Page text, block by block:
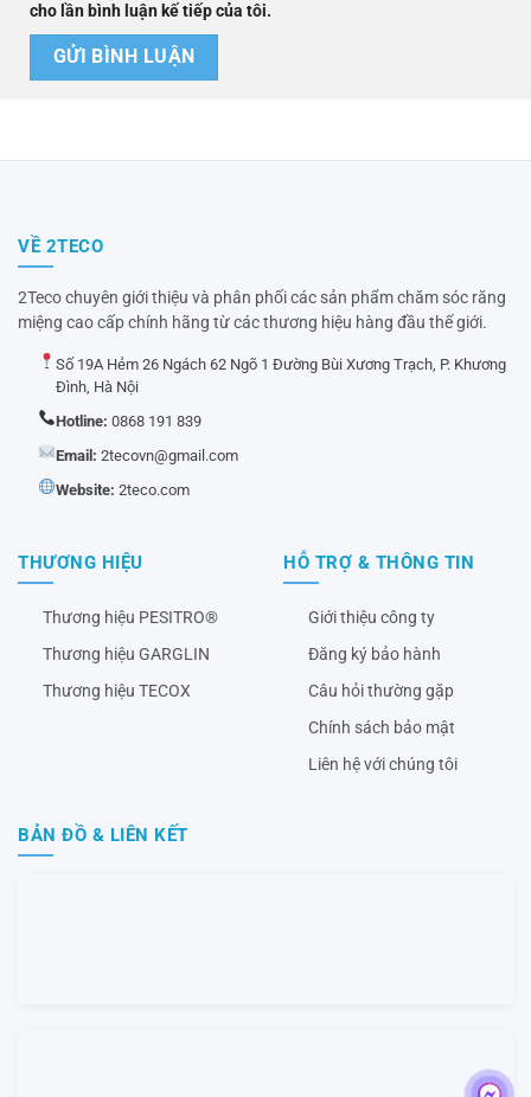
cho lần bình luận kế tiếp của tôi.
VỀ 2TECO
2Teco chuyên giới thiệu và phân phối các sản phẩm chăm sóc răng
miệng cao cấp chính hãng từ các thương hiệu hàng đầu thế giới.
Số 19A Hẻm 26 Ngách 62 Ngõ 1 Đường Bùi Xương Trạch, P. Khương
Đình, Hà Nội
Hotline: 0868 191 839
Email: 2tecovn@gmail.com
Website: 2teco.com
THƯƠNG HIỆU
Thương hiệu PESITRO®
Thương hiệu GARGLIN
Thương hiệu TECOX
HỖ TRỢ & THÔNG TIN
Giới thiệu công ty
Đăng ký bảo hành
Câu hỏi thường gặp
Chính sách bảo mật
Liên hệ với chúng tôi
BẢN ĐỒ & LIÊN KẾT